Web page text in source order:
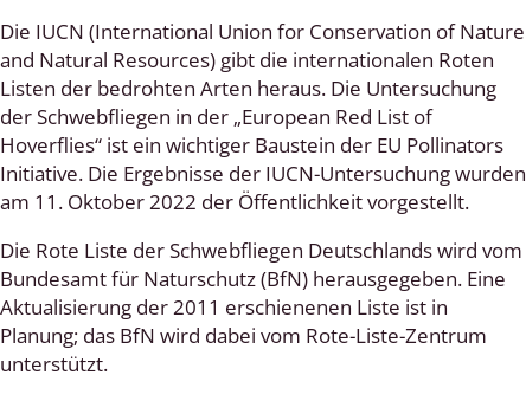
Stutzkäferartige,
Kolbenwasserkäfer,
, Rennraubfliegen
Die IUCN (International Union for Conservation of Nature
and Natural Resources) gibt die internationalen Roten
Listen der bedrohten Arten heraus. Die Untersuchung
der Schwebfliegen in der „European Red List of
Hoverflies“ ist ein wichtiger Baustein der EU Pollinators
Initiative. Die Ergebnisse der IUCN-Untersuchung wurden
am 11. Oktober 2022 der Öffentlichkeit vorgestellt.
Die Rote Liste der Schwebfliegen Deutschlands wird vom
Bundesamt für Naturschutz (BfN) herausgegeben. Eine
Aktualisierung der 2011 erschienenen Liste ist in
Planung; das BfN wird dabei vom Rote-Liste-Zentrum
unterstützt.